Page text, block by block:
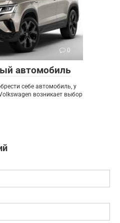
0
автомобиль
себе автомобиль, у
возникает выбор